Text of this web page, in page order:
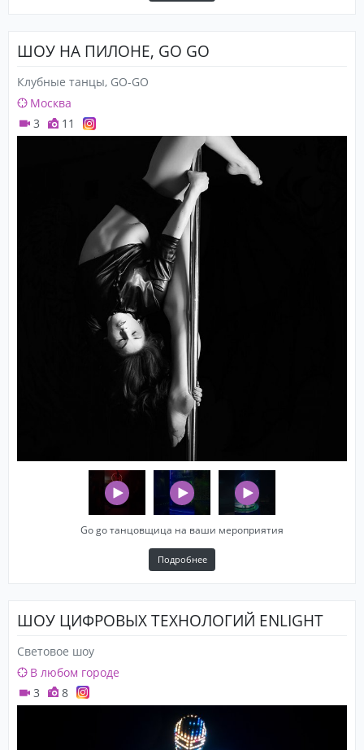
ШОУ НА ПИЛОНЕ, GO GO
Клубные танцы, GO-GO
Москва
3
11
Go go танцовщица на ваши мероприятия
Подробнее
ШОУ ЦИФРОВЫХ ТЕХНОЛОГИЙ ENLIGHT
Световое шоу
В любом городе
3
8